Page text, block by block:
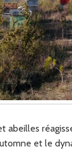
abeilles
et le